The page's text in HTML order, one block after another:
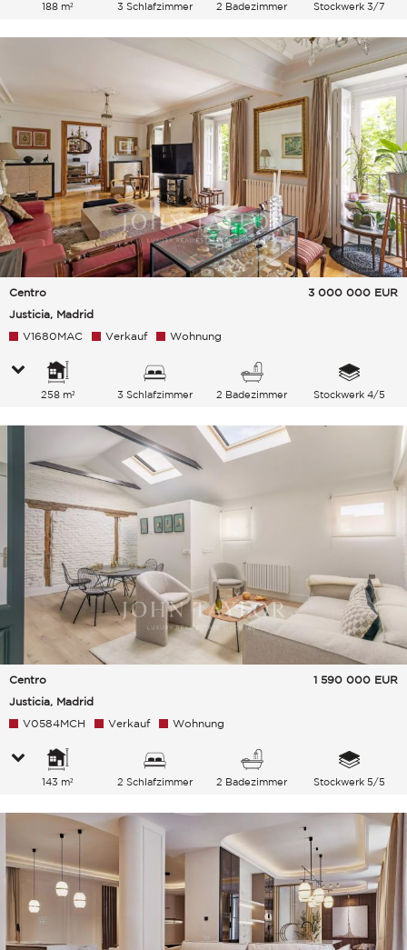
188 m² 3 Schlafzimmer 2 Badezimmer Stockwerk 3/7
Centro
Justicia, Madrid
3 000 000 EUR
V1680MAC Verkauf Wohnung
258 m² 3 Schlafzimmer 2 Badezimmer Stockwerk 4/5
Centro
Justicia, Madrid
1 590 000 EUR
V0584MCH Verkauf Wohnung
143 m² 2 Schlafzimmer 2 Badezimmer Stockwerk 5/5